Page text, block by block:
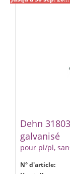
Dehn
galvanisé
pour pl/pl,
N° d'article: